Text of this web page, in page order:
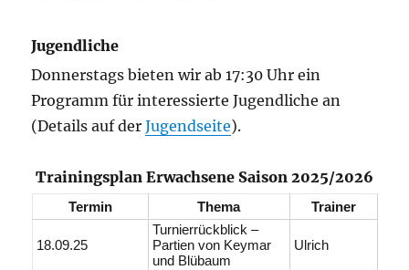
Jugendliche
Donnerstags bieten wir ab 17:30 Uhr ein
Programm für interessierte Jugendliche an
(Details auf derJugendseite).
Trainingsplan Erwachsene Saison 2025/2026
Termin Thema Trainer
18.09.25
Turnierrückblick –
Partien von Keymar
und Blübaum
Ulrich